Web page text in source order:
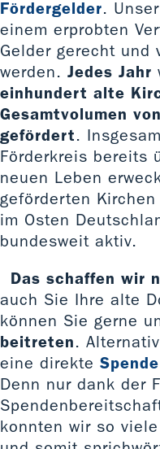
Fördergelder.
einem erprobten
Gelder gerecht
werden. Jedes Jahr
einhundert alte
Gesamtvolumen
gefördert.
Förderkreis bereits
neuen Leben
geförderten
im Osten
bundesweit aktiv.
Das schaffen wir
auch Sie Ihre alte
können Sie gerne
beitreten.
eine direkte Spende
Denn nur dank der
konnten wir so